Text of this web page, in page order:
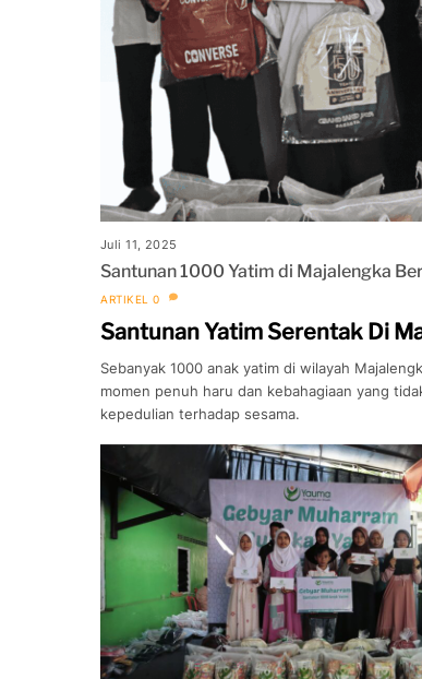
Juli 11, 2025
Santunan 1000 Yatim di Majalengka
ARTIKEL 0
Santunan Yatim Serentak Di
Sebanyak 1000 anak yatim di wilayah
momen penuh haru dan kebahagiaan yang
kepedulian terhadap sesama.